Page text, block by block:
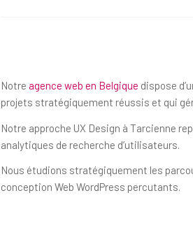
Notre agence web en Belgique dispose
projets stratégiquement réussis et qui
Notre approche UX Design à Tarcienne
analytiques de recherche d’utilisateurs.
Nous étudions stratégiquement les
conception Web WordPress percutants.